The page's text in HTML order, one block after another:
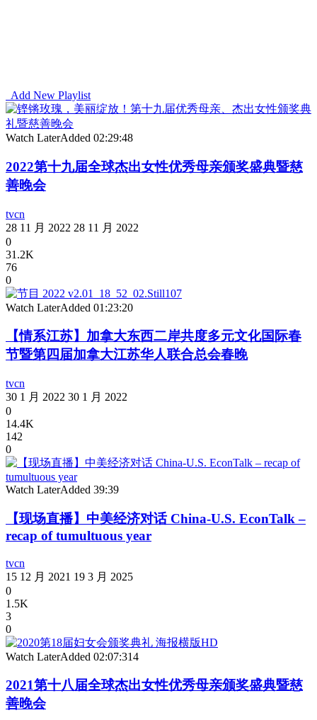
Add New Playlist
Watch LaterAdded 02:29:48
2022第十九届全球杰出女性优秀母亲颁奖盛典暨慈
善晚会
tvcn
28 11 月 2022 28 11 月 2022
0
31.2K
76
0
Watch LaterAdded 01:23:20
【情系江苏】加拿大东西二岸共度多元文化国际春
节暨第四届加拿大江苏华人联合总会春晚
tvcn
30 1 月 2022 30 1 月 2022
0
14.4K
142
0
Watch LaterAdded 39:39
【现场直播】中美经济对话 China-U.S. EconTalk –
recap of tumultuous year
tvcn
15 12 月 2021 19 3 月 2025
0
1.5K
3
0
Watch LaterAdded 02:07:314
2021第十八届全球杰出女性优秀母亲颁奖盛典暨慈
善晚会